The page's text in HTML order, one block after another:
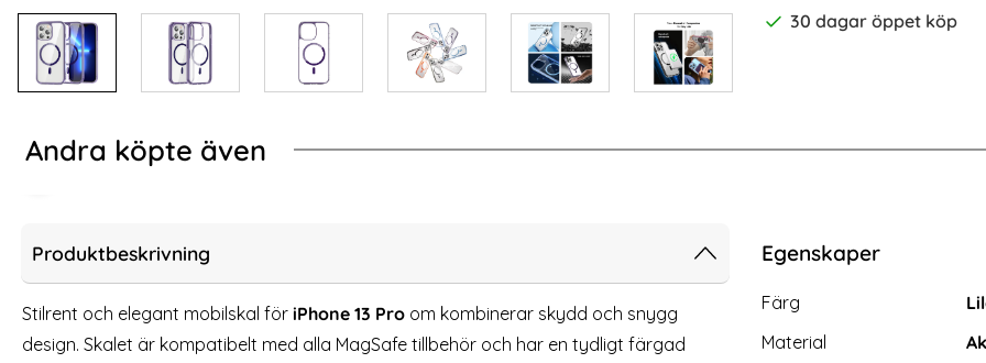
30 dagar öppet köp
Andra köpte även
Produktbeskrivning
Stilrent och elegant mobilskal för iPhone 13 Pro om kombinerar skydd och snygg
design. Skalet är kompatibelt med alla MagSafe tillbehör och har en tydligt färgad
Egenskaper
Egenskaper/attribut för
Attribut
Färg
Material